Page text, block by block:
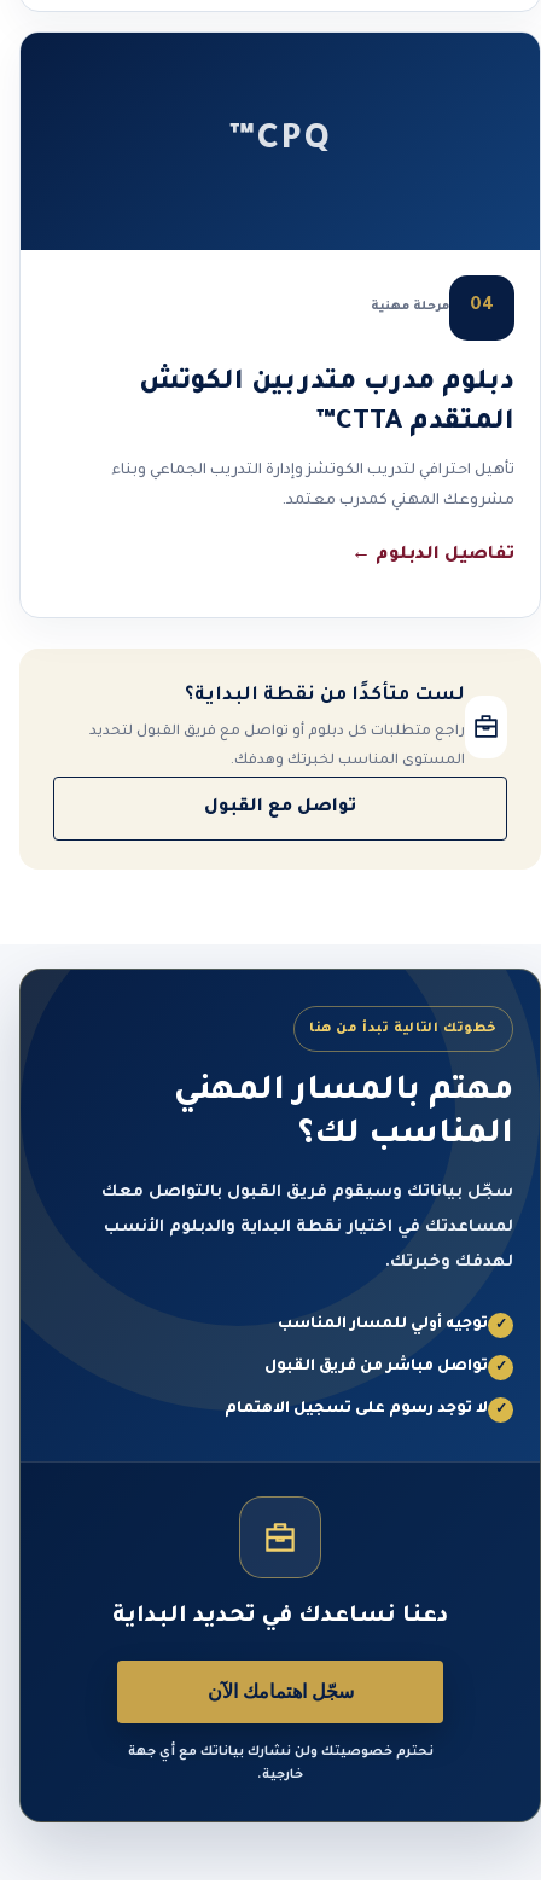
CPQ™
04 مرحلة مهنية
دبلوم مدرب متدربين الكوتش
المتقدم CTTA™
تأهيل احترافي لتدريب الكوتشز وإدارة التدريب الجماعي وبناء
مشروعك المهني كمدرب معتمد.
تفاصيل الدبلوم ←
لست متأكدًا من نقطة البداية؟
راجع متطلبات كل دبلوم أو تواصل مع فريق القبول لتحديد
المستوى المناسب لخبرتك وهدفك.
تواصل مع القبول
خطوتك التالية تبدأ من هنا
مهتم بالمسار المهني
المناسب لك؟
سجّل بياناتك وسيقوم فريق القبول بالتواصل معك
لمساعدتك في اختيار نقطة البداية والدبلوم الأنسب
لهدفك وخبرتك.
✓ توجيه أولي للمسار المناسب
✓ تواصل مباشر من فريق القبول
✓ لا توجد رسوم على تسجيل الاهتمام
دعنا نساعدك في تحديد البداية
سجّل اهتمامك الآن
نحترم خصوصيتك ولن نشارك بياناتك مع أي جهة
خارجية.